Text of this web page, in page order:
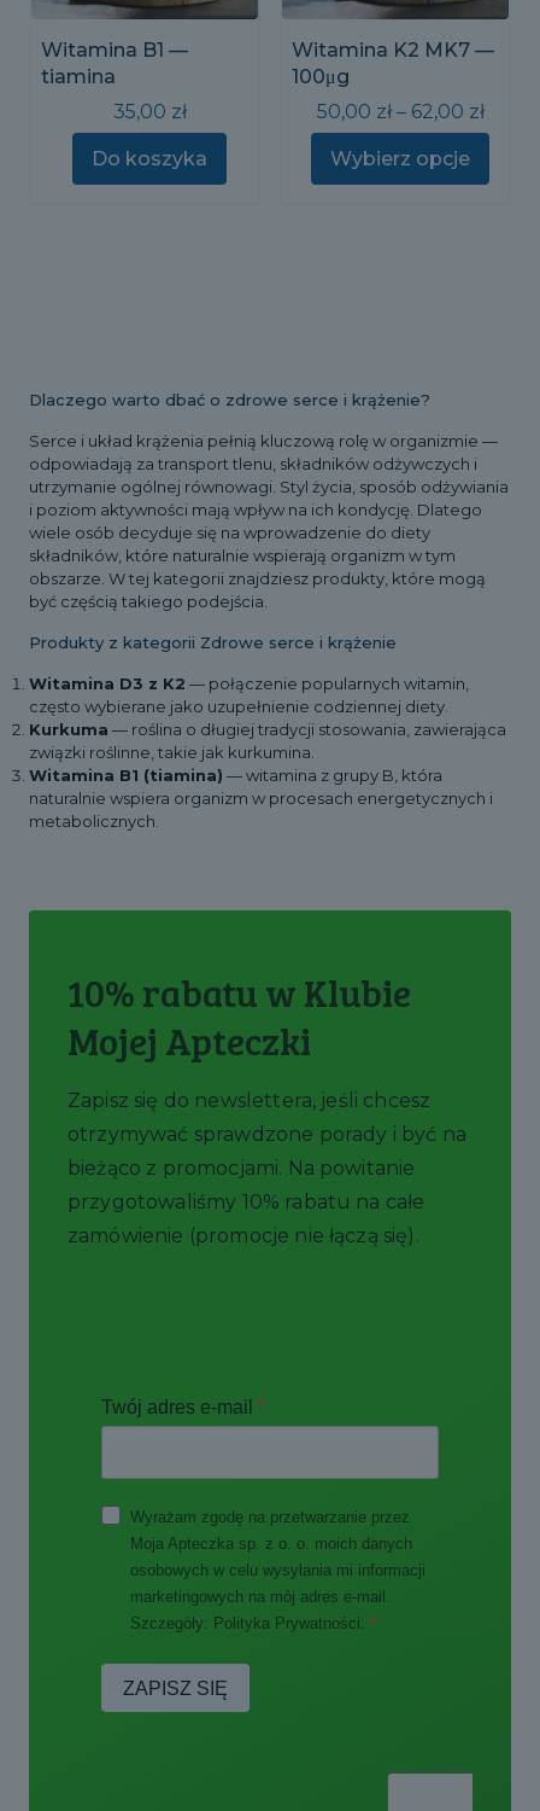
Witamina B1 —
tiamina
35,00 zł
Do koszyka
Witamina K2 MK7 —
100μg
50,00 zł – 62,00 zł
cen:
50,00
Wybierz opcje
stronie
produktu
Dlaczego warto dbać o zdrowe serce i krążenie?
Serce i układ krążenia pełnią kluczową rolę w organizmie —
odpowiadają za transport tlenu, składników odżywczych i
utrzymanie ogólnej równowagi. Styl życia, sposób odżywiania
i poziom aktywności mają wpływ na ich kondycję. Dlatego
wiele osób decyduje się na wprowadzenie do diety
składników, które naturalnie wspierają organizm w tym
obszarze. W tej kategorii znajdziesz produkty, które mogą
być częścią takiego podejścia.
Produkty z kategorii Zdrowe serce i krążenie
Witamina D3 z K2 — połączenie popularnych witamin,
często wybierane jako uzupełnienie codziennej diety.
Kurkuma — roślina o długiej tradycji stosowania, zawierająca
związki roślinne, takie jak kurkumina.
Witamina B1 (tiamina) — witamina z grupy B, która
naturalnie wspiera organizm w procesach energetycznych i
metabolicznych.
10% rabatu w Klubie
Mojej Apteczki
Zapisz się do newslettera, jeśli chcesz
otrzymywać sprawdzone porady i być na
bieżąco z promocjami. Na powitanie
przygotowaliśmy 10% rabatu na całe
zamówienie (promocje nie łączą się).